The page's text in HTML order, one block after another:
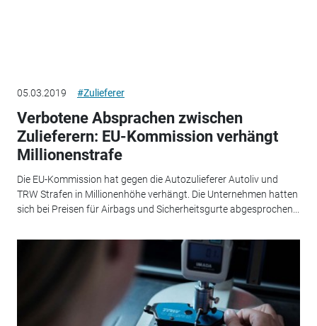
05.03.2019 #Zulieferer
Verbotene Absprachen zwischen
Zulieferern: EU-Kommission verhängt
Millionenstrafe
Die EU-Kommission hat gegen die Autozulieferer Autoliv und
TRW Strafen in Millionenhöhe verhängt. Die Unternehmen hatten
sich bei Preisen für Airbags und Sicherheitsgurte abgesprochen...